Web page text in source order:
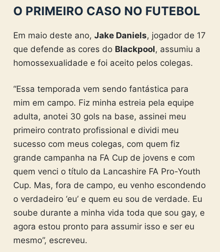
O PRIMEIRO CASO NO FUTEBOL
Em maio deste ano, Jake Daniels, jogador de 17
que defende as cores do Blackpool, assumiu a
homossexualidade e foi aceito pelos colegas.
“Essa temporada vem sendo fantástica para
mim em campo. Fiz minha estreia pela equipe
adulta, anotei 30 gols na base, assinei meu
primeiro contrato profissional e dividi meu
sucesso com meus colegas, com quem fiz
grande campanha na FA Cup de jovens e com
quem venci o título da Lancashire FA Pro-Youth
Cup. Mas, fora de campo, eu venho escondendo
o verdadeiro ‘eu’ e quem eu sou de verdade. Eu
soube durante a minha vida toda que sou gay, e
agora estou pronto para assumir isso e ser eu
mesmo”, escreveu.